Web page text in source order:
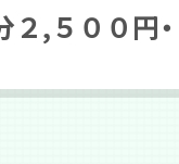
２,５００円・